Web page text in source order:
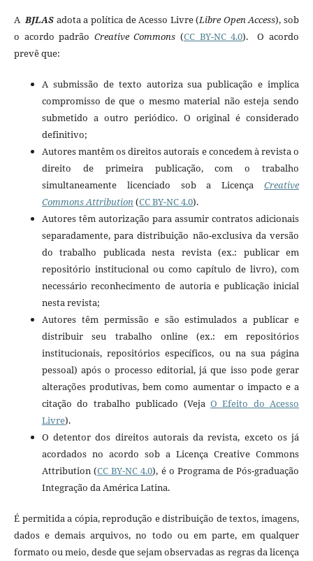
A BJLAS adota a política de Acesso Livre (Libre Open Access), sob
o acordo padrão Creative Commons (CC BY-NC 4.0). O acordo
prevê que:
A submissão de texto autoriza sua publicação e implica
compromisso de que o mesmo material não esteja sendo
submetido a outro periódico. O original é considerado
definitivo;
Autores mantêm os direitos autorais e concedem à revista o
direito de primeira publicação, com o trabalho
simultaneamente licenciado sob a LicençaCreative
Commons Attribution(CC BY-NC 4.0).
Autores têm autorização para assumir contratos adicionais
separadamente, para distribuição não-exclusiva da versão
do trabalho publicada nesta revista (ex.: publicar em
repositório institucional ou como capítulo de livro), com
necessário reconhecimento de autoria e publicação inicial
nesta revista;
Autores têm permissão e são estimulados a publicar e
distribuir seu trabalho online (ex.: em repositórios
institucionais, repositórios específicos, ou na sua página
pessoal) após o processo editorial, já que isso pode gerar
alterações produtivas, bem como aumentar o impacto e a
citação do trabalho publicado (Veja O Efeito do Acesso
Livre).
O detentor dos direitos autorais da revista, exceto os já
acordados no acordo sob a Licença Creative Commons
Attribution (CC BY-NC 4.0), é o Programa de Pós-graduação
Integração da América Latina.
É permitida a cópia, reprodução e distribuição de textos, imagens,
dados e demais arquivos, no todo ou em parte, em qualquer
formato ou meio, desde que sejam observadas as regras da licença